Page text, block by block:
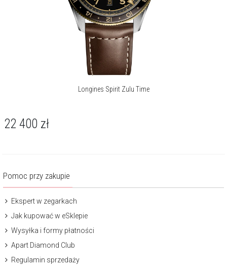
Longines Spirit Zulu Time
22 400 zł
Pomoc przy zakupie
Ekspert w zegarkach
Jak kupować w eSklepie
Wysyłka i formy płatności
Apart Diamond Club
Regulamin sprzedaży